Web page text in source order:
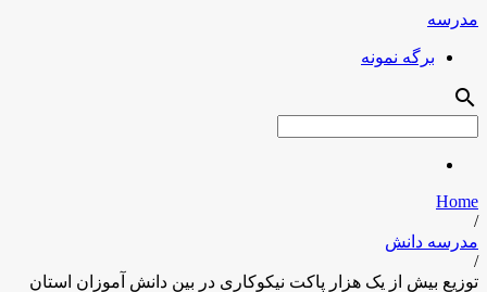
مدرسه
برگه نمونه
search
Home
/
مدرسه دانش
/
توزیع بیش از یک هزار پاکت نیکوکاری در بین دانش آموزان استان